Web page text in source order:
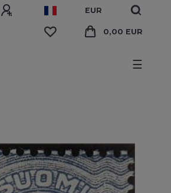
EUR
0,00 EUR
☰